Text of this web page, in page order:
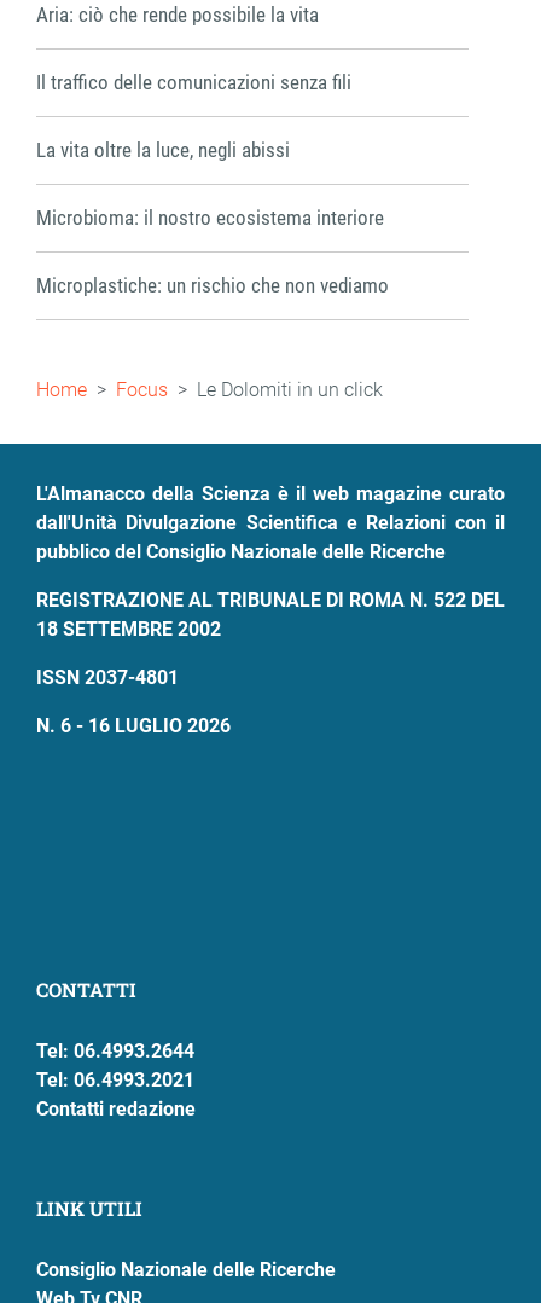
Aria: ciò che rende possibile la vita
Il traffico delle comunicazioni senza fili
La vita oltre la luce, negli abissi
Microbioma: il nostro ecosistema interiore
Microplastiche: un rischio che non vediamo
Briciole
Home Focus Le Dolomiti in un click
L'Almanacco della Scienza è il web magazine curato
dall'Unità Divulgazione Scientifica e Relazioni con il
pubblico del Consiglio Nazionale delle Ricerche
REGISTRAZIONE AL TRIBUNALE DI ROMA N. 522 DEL
18 SETTEMBRE 2002
ISSN 2037-4801
N. 6 - 16 LUGLIO 2026
CONTATTI
Tel: 06.4993.2644
Tel: 06.4993.2021
Contatti redazione
LINK UTILI
Consiglio Nazionale delle Ricerche